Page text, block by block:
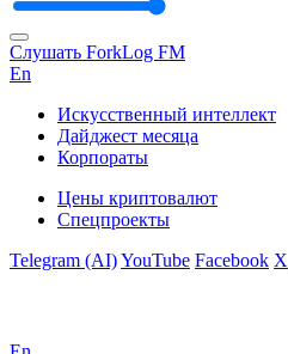
Слушать ForkLog FM
En
Искусственный интеллект
Дайджест месяца
Корпораты
Цены криптовалют
Спецпроекты
Telegram (AI)YouTube Facebook X